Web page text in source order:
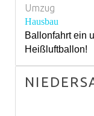
Umzug
Hausbau
Ballonfahrt ein
Heißluftballon!